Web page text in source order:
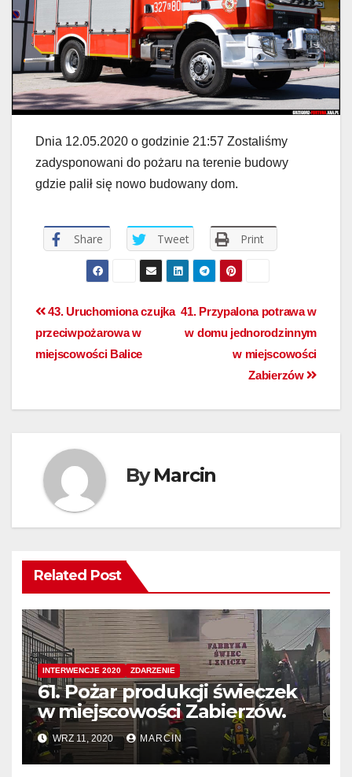
Dnia 12.05.2020 o godzinie 21:57 Zostaliśmy
zadysponowani do pożaru na terenie budowy
gdzie palił się nowo budowany dom.
Share Tweet Print
41. Przypalona potrawa w
w domu jednorodzinnym
w miejscowości
Zabierzów
43. Uruchomiona czujka
przeciwpożarowa w
miejscowości Balice
ByMarcin
Related Post
INTERWENCJE 2020 ZDARZENIE
61. Pożar produkcji świeczek
w miejscowości Zabierzów.
WRZ 11, 2020 MARCIN